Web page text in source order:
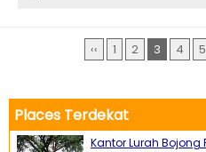
‹‹ 1 2 3 4 5
Places Terdekat
Kantor Lurah Bojong